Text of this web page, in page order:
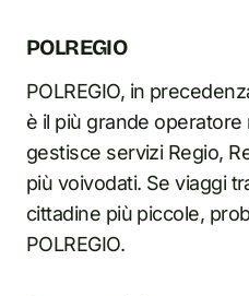
POLREGIO
POLREGIO, in
è il più grande operatore
gestisce servizi Regio,
più voivodati. Se viaggi
cittadine più piccole,
POLREGIO.